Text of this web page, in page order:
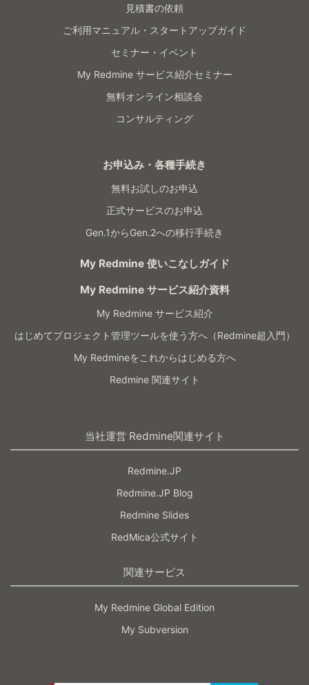
見積書の依頼
ご利用マニュアル・スタートアップガイド
セミナー・イベント
My Redmine サービス紹介セミナー
無料オンライン相談会
コンサルティング
お申込み・各種手続き
無料お試しのお申込
正式サービスのお申込
Gen.1からGen.2への移行手続き
My Redmine 使いこなしガイド
My Redmine サービス紹介資料
My Redmine サービス紹介
はじめてプロジェクト管理ツールを使う方へ（Redmine超入門）
My Redmineをこれからはじめる方へ
Redmine 関連サイト
当社運営 Redmine関連サイト
Redmine.JP
Redmine.JP Blog
Redmine Slides
RedMica公式サイト
関連サービス
My Redmine Global Edition
My Subversion